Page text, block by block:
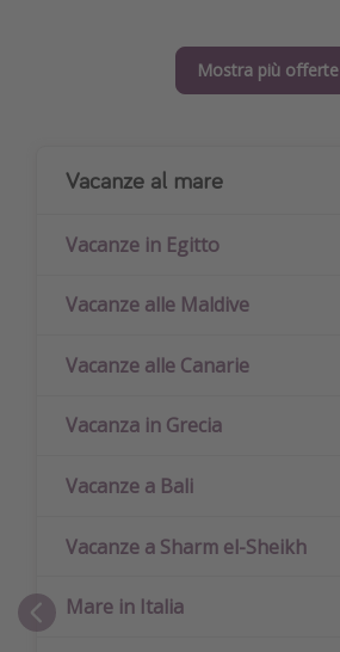
Mostra più offerte
Vacanze al mare
Vacanze in Egitto
Vacanze alle Maldive
Vacanze alle Canarie
Vacanza in Grecia
Vacanze a Bali
Vacanze a Sharm el-Sheikh
Mare in Italia